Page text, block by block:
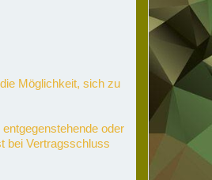
Möglichkeit, sich zu
oder
bei Vertragsschluss